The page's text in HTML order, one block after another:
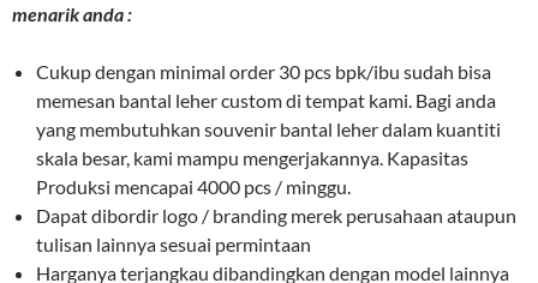
menarik anda :
Cukup dengan minimal order 30 pcs bpk/ibu sudah bisa
memesan bantal leher custom di tempat kami. Bagi anda
yang membutuhkan souvenir bantal leher dalam kuantiti
skala besar, kami mampu mengerjakannya. Kapasitas
Produksi mencapai 4000 pcs / minggu.
Dapat dibordir logo / branding merek perusahaan ataupun
tulisan lainnya sesuai permintaan
Harganya terjangkau dibandingkan dengan model lainnya